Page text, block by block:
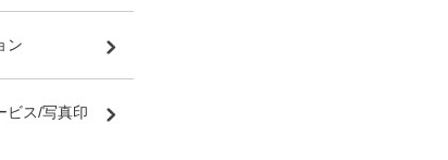
ン
ビス/写真印